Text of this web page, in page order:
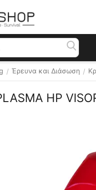
/ Έρευνα και Διάσωση /
HP